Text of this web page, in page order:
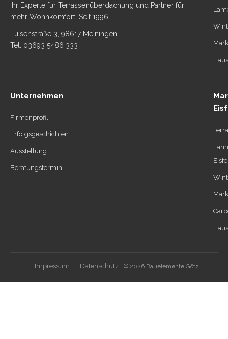
Ihr Experte für Terrassenüberdachung und Partner für
mehr Wohnkomfort. Seit 1996.
Luisenstraße 3, 98617 Meiningen
Tel: 03693 5486 333
Unternehmen
Firmenprofil
Erfolgsgeschichten
Ausstellung
Beratungstermin
Impressum Datenschutz © 2026 Bauelemente Götz